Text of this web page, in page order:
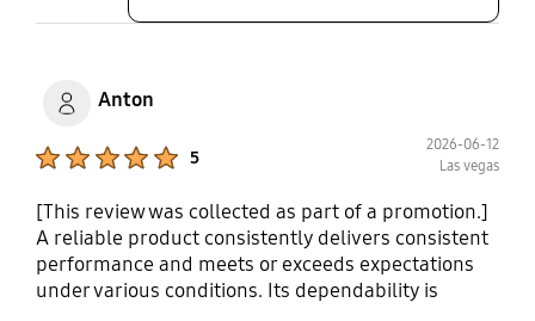
Anton
5
2026-06-12
Las vegas
[This review was collected as part of a promotion.]
A reliable product consistently delivers consistent
performance and meets or exceeds expectations
under various conditions. Its dependability is